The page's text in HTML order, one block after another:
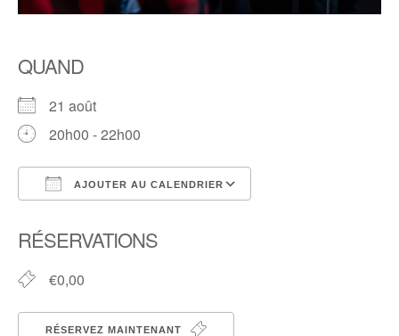
QUAND
21 août
20h00 - 22h00
AJOUTER AU CALENDRIER
RÉSERVATIONS
€0,00
RÉSERVEZ MAINTENANT